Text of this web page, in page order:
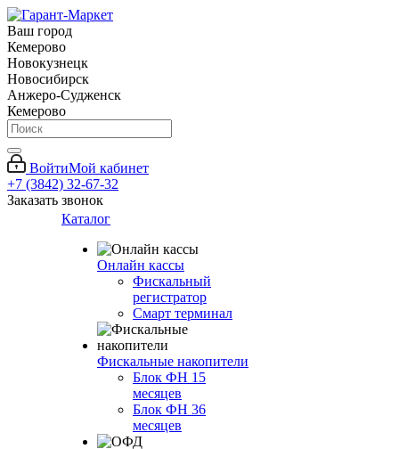
Ваш город
Кемерово
Новокузнецк
Новосибирск
Анжеро-Судженск
Кемерово
ВойтиМой кабинет
+7 (3842) 32-67-32
Заказать звонок
Каталог
Онлайн кассы
Фискальный
регистратор
Смарт терминал
Фискальные накопители
Блок ФН 15
месяцев
Блок ФН 36
месяцев